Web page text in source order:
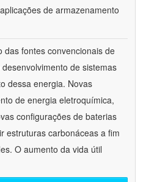
de armazenamento
das fontes convencionais de
de sistemas
dessa energia. Novas
de energia eletroquímica,
configurações de baterias
estruturas carbonáceas a fim
O aumento da vida útil